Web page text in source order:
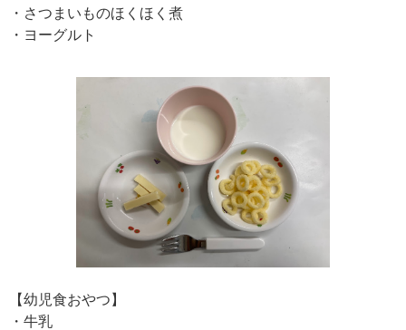
・さつまいものほくほく煮
・ヨーグルト
【幼児食おやつ】
・牛乳